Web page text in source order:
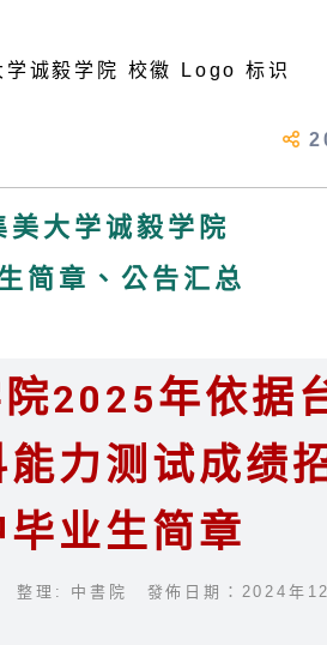
美大学诚毅学院
简章、公告汇总
2025年依据
力测试成绩
毕业生简章
整理: 中書院 發佈日期：2024年12